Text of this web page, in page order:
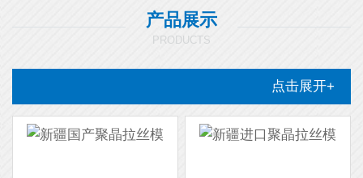
产品展示
PRODUCTS
点击展开+